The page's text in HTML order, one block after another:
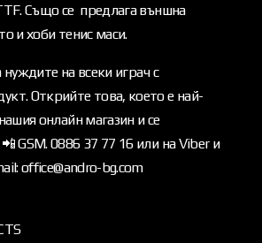
Също се предлага външна
и хоби тенис маси.
на всеки играч с
Открийте това, което е най-
онлайн магазин и се
GSM. 0886 37 77 16 или на Viber и
office@andro-bg.com